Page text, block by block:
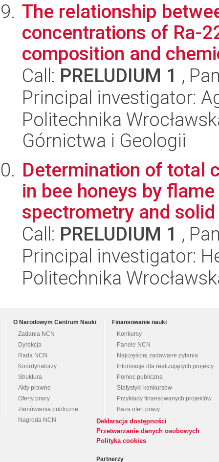
The relationship
concentrations of Ra-
composition and
Call: PRELUDIUM 1 ,
Principal investigator:
Politechnika
Górnictwa i Geologii
Determination of total
in bee honeys by
spectrometry and
Call: PRELUDIUM 1 ,
Principal investigator:
Politechnika
O Narodowym Centrum Nauki
Zadania NCN
Dyrekcja
Rada NCN
Koordynatorzy
Struktura
Akty prawne
Oferty pracy
Zamówienia publiczne
Nagroda NCN
Finansowanie nauki
Konkursy
Panele NCN
Najczęściej zadawane pytania
Informacje dla realizujących projekty
Pomoc publiczna
Statystyki konkursów
Przykłady finansowanych projektów
Baza ofert pracy
Deklaracja dostępności
Przetwarzanie danych osobowych
Polityka cookies
Partnerzy